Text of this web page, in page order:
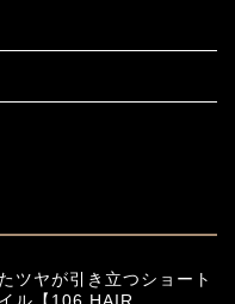
ツヤが引き立つショート